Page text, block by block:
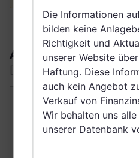
AUSSCHÜTTER
[schüttet Erträge aus]
SCHRODER
FUND GLOBAL
BOND A DIS USD H
Die Informationen
bilden keine
Richtigkeit und
unserer Website
Haftung. Diese
auch kein Angebot
Verkauf von
Wir behalten uns
unserer Datenbank